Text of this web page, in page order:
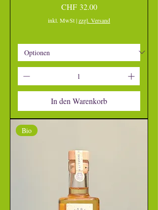
Preis
CHF 32.00
inkl. MwSt|zzgl. Versand
In den Warenkorb
Bio